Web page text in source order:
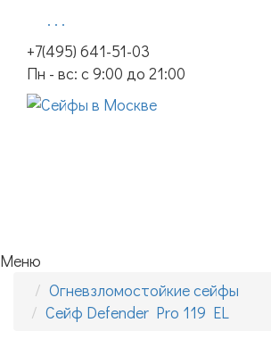
. . .
+7(495) 641-51-03
Пн - вс: с 9:00 до 21:00
Меню
Огневзломостойкие сейфы
Сейф Defender Pro 119 EL